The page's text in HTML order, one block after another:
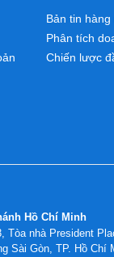
Bản tin hàng
Phân tích
Chiến lược
Hồ Chí Minh
Tòa nhà President
Sài Gòn, TP. Hồ Chí